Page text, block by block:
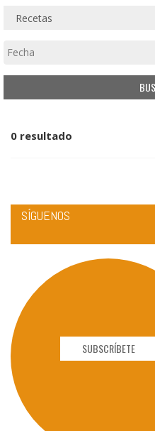
0 resultado
SÍGUENOS
SUBSCRÍBETE